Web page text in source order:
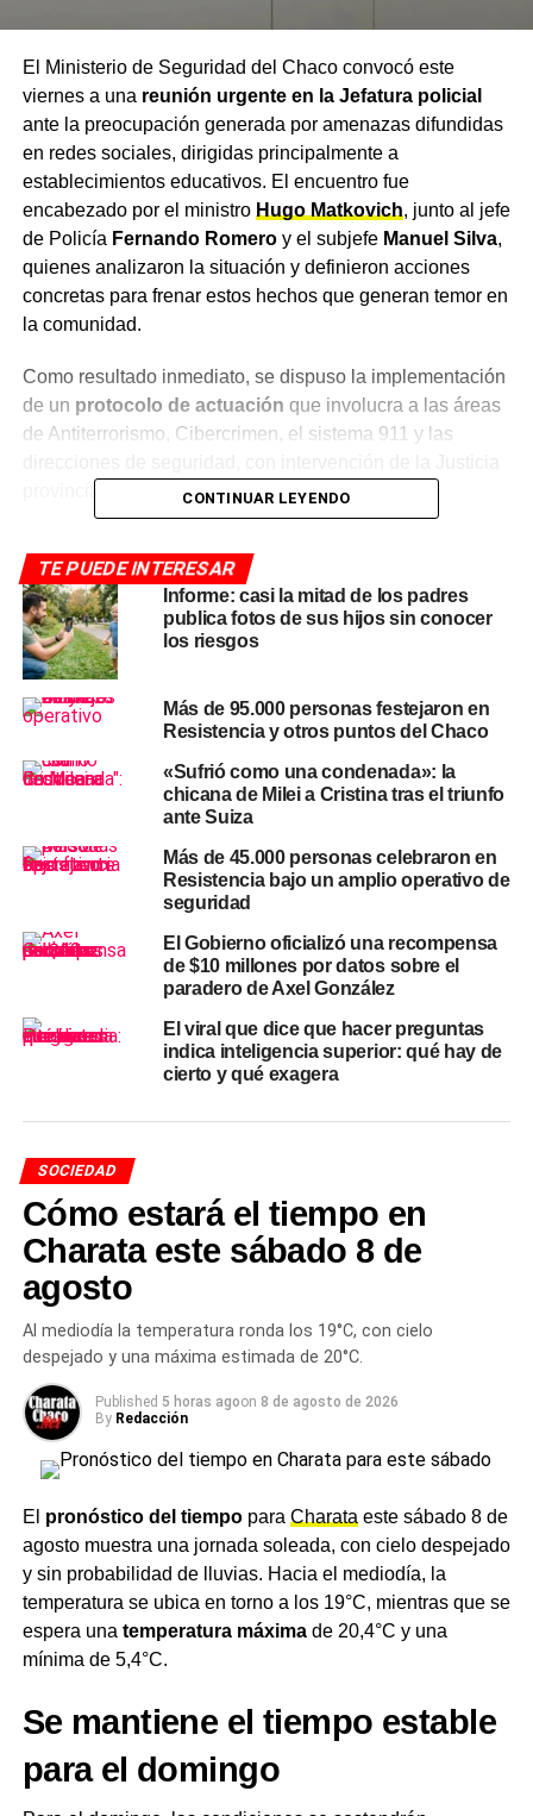
El Ministerio de Seguridad del Chaco convocó este
viernes a una reunión urgente en la Jefatura policial
ante la preocupación generada por amenazas difundidas
en redes sociales, dirigidas principalmente a
establecimientos educativos. El encuentro fue
encabezado por el ministro Hugo Matkovich, junto al jefe
de Policía Fernando Romeroy el subjefe Manuel Silva,
quienes analizaron la situación y definieron acciones
concretas para frenar estos hechos que generan temor en
la comunidad.
Como resultado inmediato, se dispuso la implementación
de un protocolo de actuación que involucra a las áreas
de Antiterrorismo, Cibercrimen, el sistema 911 y las
Qué dice el Código Penal:
intimidación pública
Las autoridades fueron categóricas en el mensaje dirigido
a quienes difunden este tipo de contenidos:
amenazas no son un juego y tienen consecuencias
penales concretas. Este tipo de conductas está
tipificado en el
Código Penal Argentinocomo intimidación
artículos 211 y 212 , lo que puede derivar
en imputaciones y procesos judiciales para quienes las
realicen o reproduzcan.
«No te confundas, no es una broma, es un delito»
remarcaron desde la cartera de Seguridad en un mensaje
directo a la ciudadanía, con especial énfasis en los más
jóvenes, que son quienes habitualmente circulan y
viralizan este tipo de contenidos en plataformas digitales
sin dimensionar las consecuencias jurídicas.
para contener a las familias
El protocolo activado ante lasamenazas virales contra
escuelas en el Chaco
no se limita al plano policial. Las
autoridades confirmaron que se mantiene un trabajo
coordinado con el Ministerio de Educación provincial, con
el objetivo de llevar tranquilidad a las familias y reforzar la
prevención dentro de los establecimientos.
La articulación entreseguridady educación apunta a
atender dos frentes simultáneos: la investigación de los
casos para identificar a los responsables y la contención
de la comunidad escolar para evitar que el pánico se
instale en las aulas.
Un fenómeno que se repite en
todo el país
Las amenazas virales contra escuelas difundidas en
se replicó en distintas provincias argentinas,
generalmente a través de capturas de pantalla o
mensajes de voz que circulan por WhatsApp y otras
CONTINUAR LEYENDO
TE PUEDE INTERESAR
Informe: casi la mitad de los padres
publica fotos de sus hijos sin conocer
los riesgos
Más de 95.000 personas festejaron en
Resistencia y otros puntos del Chaco
«Sufrió como una condenada»: la
chicana de Milei a Cristina tras el triunfo
ante Suiza
Más de 45.000 personas celebraron en
Resistencia bajo un amplio operativo de
seguridad
El Gobierno oficializó una recompensa
de $10 millones por datos sobre el
paradero de Axel González
El viral que dice que hacer preguntas
indica inteligencia superior: qué hay de
cierto y qué exagera
SOCIEDAD
Cómo estará el tiempo en
Charata este sábado 8 de
agosto
Al mediodía la temperatura ronda los 19°C, con cielo
despejado y una máxima estimada de 20°C.
Published 5 horas agoon 8 de agosto de 2026
By Redacción
El pronóstico del tiempopara Charata este sábado 8 de
agosto muestra una jornada soleada, con cielo despejado
y sin probabilidad de lluvias. Hacia el mediodía, la
temperatura se ubica en torno a los 19°C, mientras que se
espera una temperatura máximade 20,4°C y una
mínima de 5,4°C.
Se mantiene el tiempo estable
para el domingo